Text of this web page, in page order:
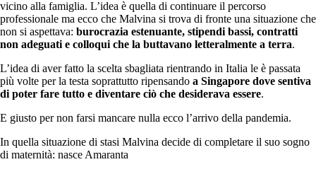
vicino alla famiglia. L’idea è quella di continuare il percorso
professionale ma ecco che Malvina si trova di fronte una situazione che
non si aspettava: burocrazia estenuante, stipendi bassi, contratti
non adeguati e colloqui che la buttavano letteralmente a terra.
L’idea di aver fatto la scelta sbagliata rientrando in Italia le è passata
più volte per la testa soprattutto ripensando a Singapore dove sentiva
di poter fare tutto e diventare ciò che desiderava essere.
E giusto per non farsi mancare nulla ecco l’arrivo della pandemia.
In quella situazione di stasi Malvina decide di completare il suo sogno
di maternità: nasce Amaranta